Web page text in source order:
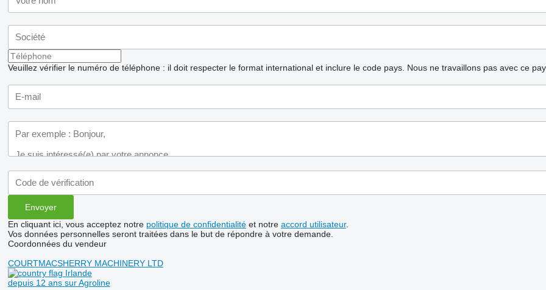
Veuillez vérifier le numéro de téléphone : il doit respecter le format international et inclure le code pays. Nous ne travaillons pas avec ce
En cliquant ici, vous acceptez notre politique de confidentialitéet notre accord utilisateur.
Vos données personnelles seront traitées dans le but de répondre à votre demande.
Coordonnées du vendeur
COURTMACSHERRY MACHINERY LTD
Irlande
depuis 12 ans sur Agroline